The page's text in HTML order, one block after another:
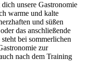
unsere Gastronomie
warme und kalte
und süßen
das anschließende
bei sommerlichen
zur
nach dem Training